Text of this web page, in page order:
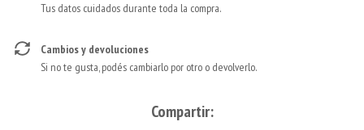
Tus datos cuidados durante toda la compra.
Cambios y devoluciones
Si no te gusta, podés cambiarlo por otro o devolverlo.
Compartir: